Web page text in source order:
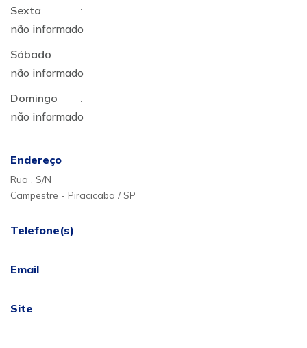
Sexta
:
não informado
Sábado
:
não informado
Domingo
:
não informado
Endereço
Rua , S/N
Campestre - Piracicaba / SP
Telefone(s)
Email
Site